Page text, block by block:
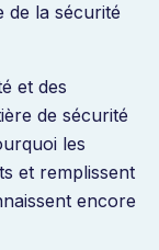
de la sécurité
et des
de sécurité
les
et remplissent
encore